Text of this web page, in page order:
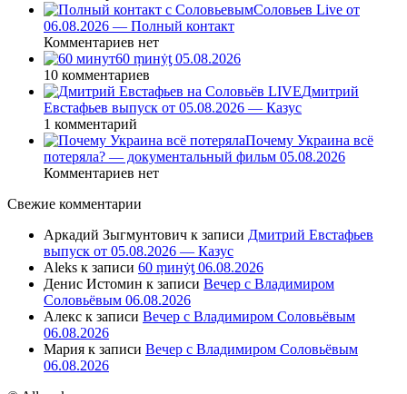
Соловьев Live от
06.08.2026 — Полный контакт
Комментариев нет
60 ṃинẏƫ 05.08.2026
10 комментариев
Дмитрий
Евстафьев выпуск от 05.08.2026 — Казус
1 комментарий
Почему Украина всё
потеряла? — документальный фильм 05.08.2026
Комментариев нет
Свежие комментарии
Аркадий Зыгмунтович к записи Дмитрий Евстафьев
выпуск от 05.08.2026 — Казус
Aleks к записи 60 ṃинẏƫ 06.08.2026
Денис Истомин к записи Вечер с Владимиром
Соловьёвым 06.08.2026
Алекс к записи Вечер с Владимиром Соловьёвым
06.08.2026
Мария к записи Вечер с Владимиром Соловьёвым
06.08.2026